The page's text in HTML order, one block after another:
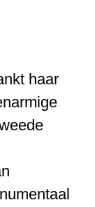
haar